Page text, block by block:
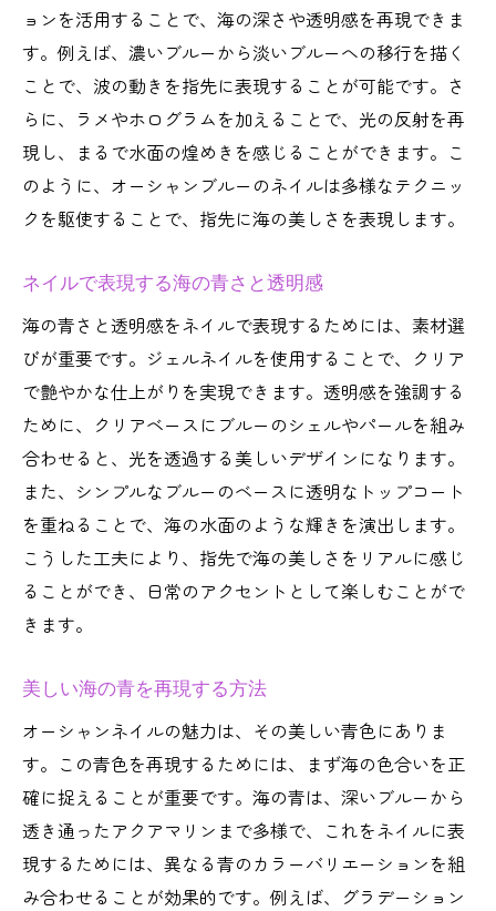
ョンを活用することで、海の深さや透明感を再現できま
す。例えば、濃いブルーから淡いブルーへの移行を描く
ことで、波の動きを指先に表現することが可能です。さ
らに、ラメやホログラムを加えることで、光の反射を再
現し、まるで水面の煌めきを感じることができます。こ
のように、オーシャンブルーのネイルは多様なテクニッ
クを駆使することで、指先に海の美しさを表現します。
ネイルで表現する海の青さと透明感
海の青さと透明感をネイルで表現するためには、素材選
びが重要です。ジェルネイルを使用することで、クリア
で艶やかな仕上がりを実現できます。透明感を強調する
ために、クリアベースにブルーのシェルやパールを組み
合わせると、光を透過する美しいデザインになります。
また、シンプルなブルーのベースに透明なトップコート
を重ねることで、海の水面のような輝きを演出します。
こうした工夫により、指先で海の美しさをリアルに感じ
ることができ、日常のアクセントとして楽しむことがで
きます。
美しい海の青を再現する方法
オーシャンネイルの魅力は、その美しい青色にありま
す。この青色を再現するためには、まず海の色合いを正
確に捉えることが重要です。海の青は、深いブルーから
透き通ったアクアマリンまで多様で、これをネイルに表
現するためには、異なる青のカラーバリエーションを組
み合わせることが効果的です。例えば、グラデーション